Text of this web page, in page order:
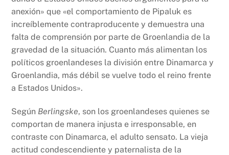
anexión» que «el comportamiento de Pipaluk es
increíblemente contraproducente y demuestra una
falta de comprensión por parte de Groenlandia de la
gravedad de la situación. Cuanto más alimentan los
políticos groenlandeses la división entre Dinamarca y
Groenlandia, más débil se vuelve todo el reino frente
a Estados Unidos».
Según Berlingske, son los groenlandeses quienes se
comportan de manera injusta e irresponsable, en
contraste con Dinamarca, el adulto sensato. La vieja
actitud condescendiente y paternalista de la